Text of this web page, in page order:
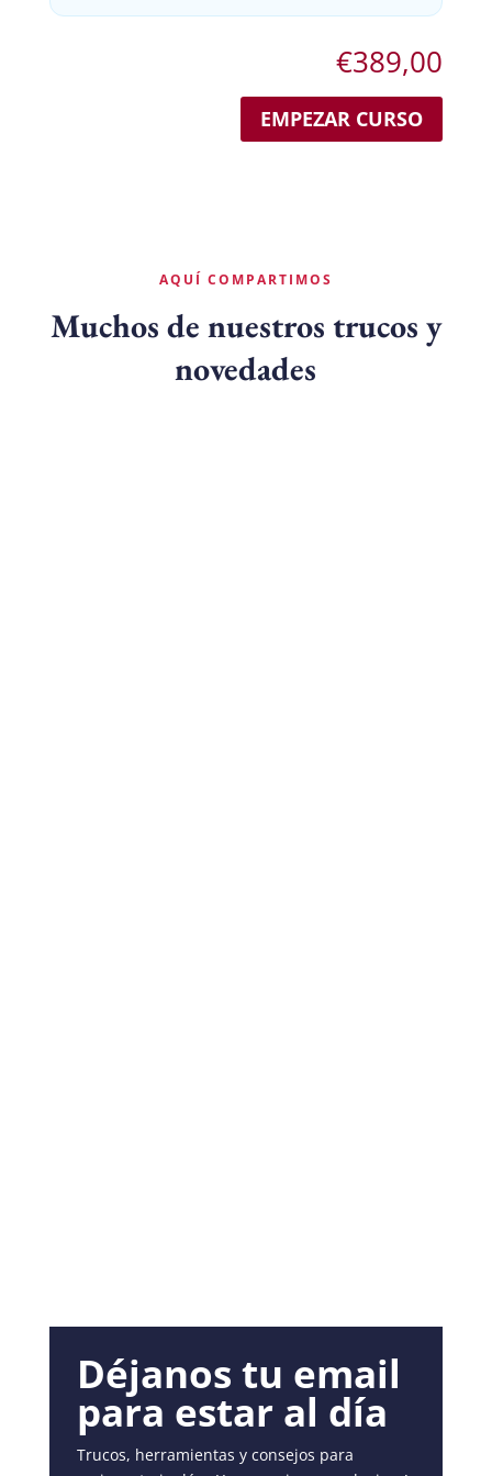
€389,00
EMPEZAR CURSO
AQUÍ COMPARTIMOS
Muchos de nuestros trucos y
novedades
Déjanos tu email
para estar al día
Trucos, herramientas y consejos para